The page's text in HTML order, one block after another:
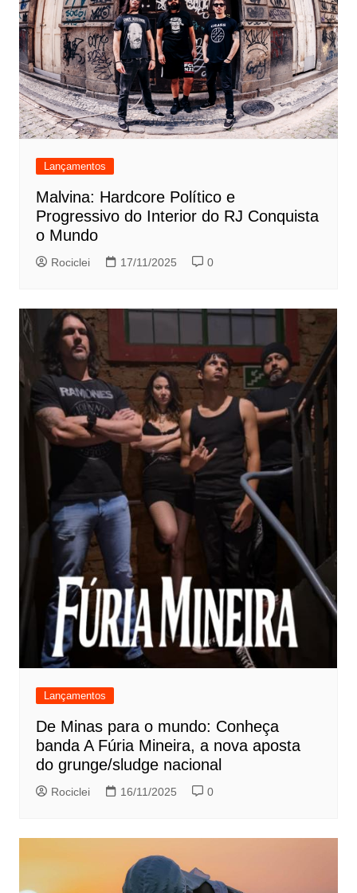
Lançamentos
Malvina: Hardcore Político e
Progressivo do Interior do RJ Conquista
o Mundo
Rociclei 17/11/2025 0
Lançamentos
De Minas para o mundo: Conheça
banda A Fúria Mineira, a nova aposta
do grunge/sludge nacional
Rociclei 16/11/2025 0